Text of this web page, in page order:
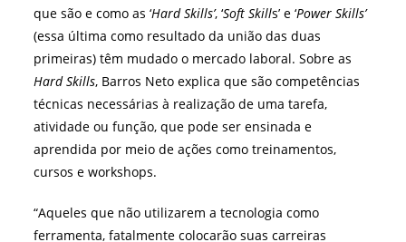
que são e como as ‘Hard Skills’, ‘Soft Skills’ e ‘Power Skills’
(essa última como resultado da união das duas
primeiras) têm mudado o mercado laboral. Sobre as
Hard Skills, Barros Neto explica que são competências
técnicas necessárias à realização de uma tarefa,
atividade ou função, que pode ser ensinada e
aprendida por meio de ações como treinamentos,
cursos e workshops.
“Aqueles que não utilizarem a tecnologia como
ferramenta, fatalmente colocarão suas carreiras